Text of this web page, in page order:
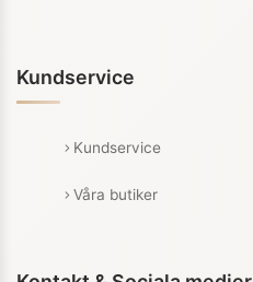
Kundservice
Kundservice
Våra butiker